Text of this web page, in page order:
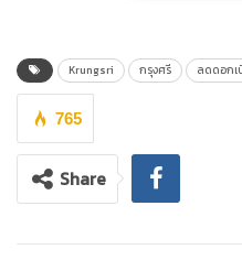
ประเทศไทย โดยมีเป้าหมายเพื่อ
ที่เอื้อต่อการปรับตัวของภาคธุรกิจ
ภาระหนี้ของลูกค้า อีกทั้งยังเป็น
เศรษฐกิจไทย ซึ่งมีแนวโน้มชะลอ
ทางอ้อมของมาตรการภาษีสหรั
ลง”
Krungsri กรุงศรี ลดดอกเ
765
Share